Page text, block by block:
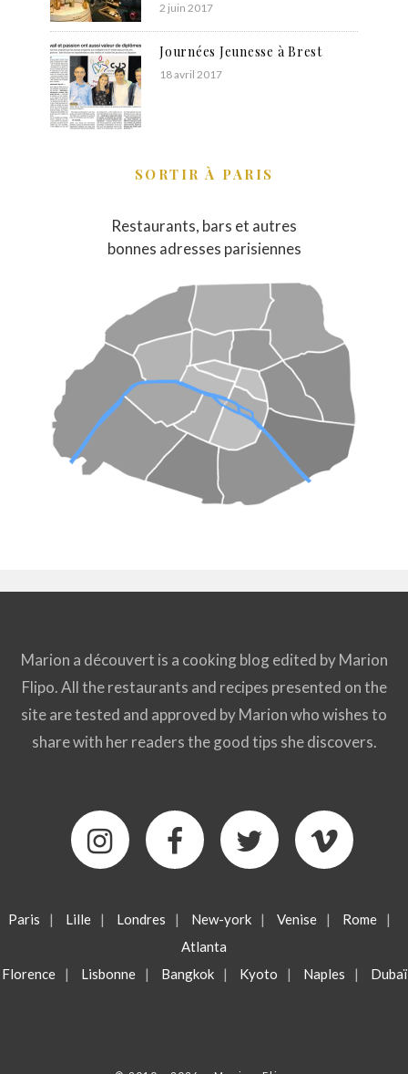
2 juin 2017
Journées Jeunesse à Brest
18 avril 2017
SORTIR À PARIS
Restaurants, bars et autres
bonnes adresses parisiennes
Marion a découvert is a cooking blog edited by Marion
Flipo. All the restaurants and recipes presented on the
site are tested and approved by Marion who wishes to
share with her readers the good tips she discovers.
Paris | Lille | Londres | New-york | Venise | Rome
|
Atlanta
Florence
| Lisbonne | Bangkok | Kyoto | Naples | Dubaï